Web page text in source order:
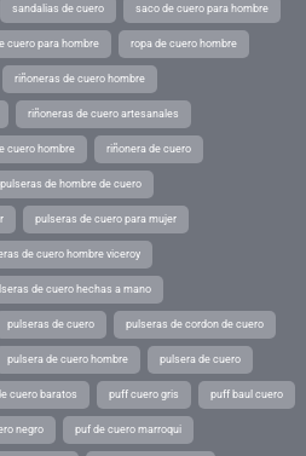
sandalias de cuero saco de cuero para hombre
cuero para hombre ropa de cuero hombre
riñoneras de cuero hombre
riñoneras de cuero artesanales
cuero hombre riñonera de cuero
pulseras de hombre de cuero
pulseras de cuero para mujer
de cuero hombre viceroy
de cuero hechas a mano
pulseras de cuero pulseras de cordon de cuero
pulsera de cuero hombre pulsera de cuero
cuero baratos puff cuero gris puff baul cuero
negro puf de cuero marroqui